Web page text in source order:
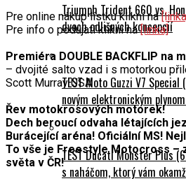
Triumph Trident 660 vs.
dvoch odlišných koncepcií
TEST Moto Guzzi V7
novým elektronickým
TEST Ducati Monster Plus
s naháčom, ktorý vám
Pre online nákup lístku klikni na
Pre info o podujatí klikni na[linka]
Premiéra DOUBLE BACKFLIP na
– dvojité salto vzad i s motorkou
Scott Murray USA
Řev motokrosových motorek!
Dech beroucí odvaha létajících
Burácející aréna! Oficiální MS!
To vše je Freestyle Motocross –
světa v ČR!